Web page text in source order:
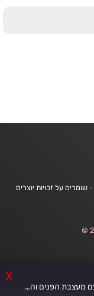
X
עליית ערך בעזרת שיפוץ והשבחת דירה עם מעצבת הפנים והאדריכלית מיטל מזרחי | פרק 74
- שומרים על זכויות יוצרים